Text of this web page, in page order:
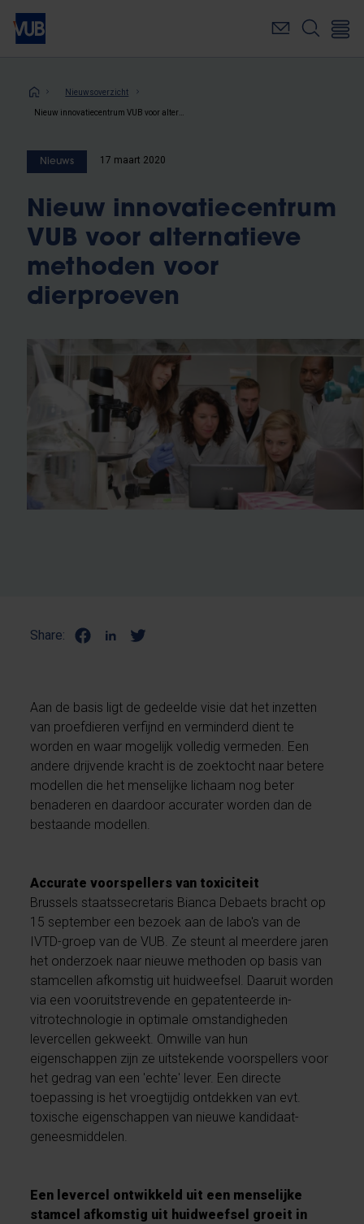
Overslaan
naar
inhoudKruimelpad
Nieuwsoverzicht
Nieuws 17 maart 2020
Nieuw innovatiecentrum
VUB voor alternatieve
methoden voor
dierproeven
Share:
Aan de basis ligt de gedeelde visie dat het inzetten
van proefdieren verfijnd en verminderd dient te
worden en waar mogelijk volledig vermeden. Een
andere drijvende kracht is de zoektocht naar betere
modellen die het menselijke lichaam nog beter
benaderen en daardoor accurater worden dan de
bestaande modellen.
Accurate voorspellers van toxiciteit
Brussels staatssecretaris Bianca Debaets bracht op
15 september een bezoek aan de labo's van de
IVTD-groep van de VUB. Ze steunt al meerdere jaren
het onderzoek naar nieuwe methoden op basis van
stamcellen afkomstig uit huidweefsel. Daaruit worden
via een vooruitstrevende en gepatenteerde in-
vitrotechnologie in optimale omstandigheden
levercellen gekweekt. Omwille van hun
eigenschappen zijn ze uitstekende voorspellers voor
het gedrag van een 'echte' lever. Een directe
toepassing is het vroegtijdig ontdekken van evt.
toxische eigenschappen van nieuwe kandidaat-
geneesmiddelen.
Een levercel ontwikkeld uit een menselijke
stamcel afkomstig uit huidweefsel groeit in